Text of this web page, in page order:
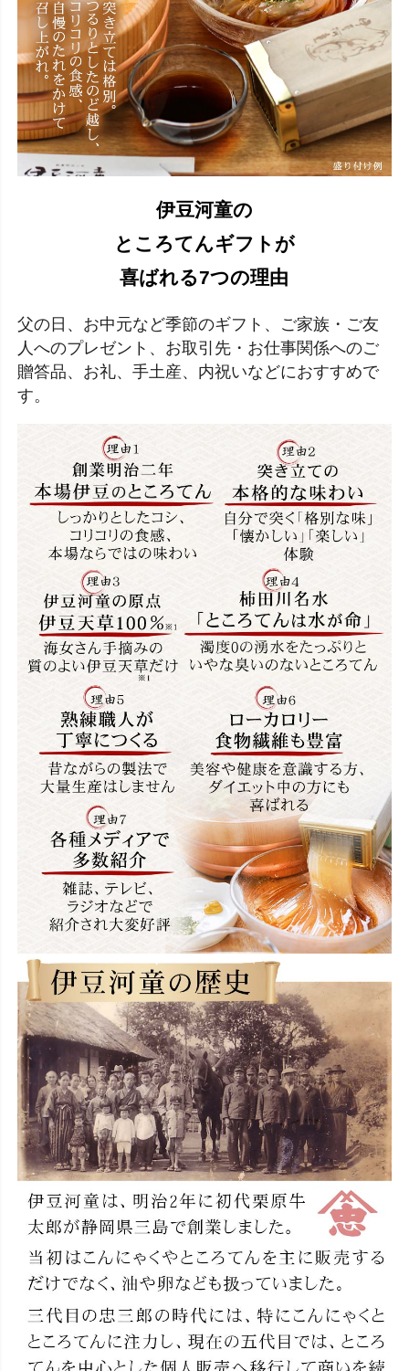
伊豆河童の
ところてんギフトが
喜ばれる7つの理由
父の日、お中元など季節のギフト、ご家族・ご友
人へのプレゼント、お取引先・お仕事関係へのご
贈答品、お礼、手土産、内祝いなどにおすすめで
す。